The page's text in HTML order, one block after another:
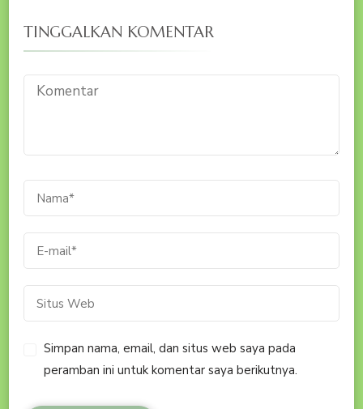
TINGGALKAN KOMENTAR
Simpan nama, email, dan situs web saya pada
peramban ini untuk komentar saya berikutnya.